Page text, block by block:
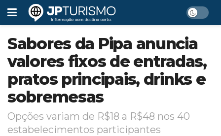
Sabores da Pipa anuncia
valores fixos de entradas,
pratos principais, drinks e
sobremesas
Opções variam de R$18 a R$48 nos 40
estabelecimentos participantes